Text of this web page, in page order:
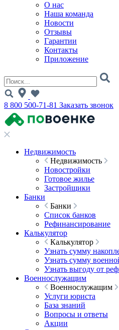
О нас
Наша команда
Новости
Отзывы
Гарантии
Контакты
Приложение
8 800 500-71-81 Заказать звонок
Недвижимость
Недвижимость
Новостройки
Готовое жилье
Застройщики
Банки
Банки
Список банков
Рефинансирование
Калькулятор
Калькулятор
Узнать сумму
Узнать сумму
Узнать выгоду от
Военнослужащим
Военнослужащим
Услуги юриста
База знаний
Вопросы и ответы
Акции